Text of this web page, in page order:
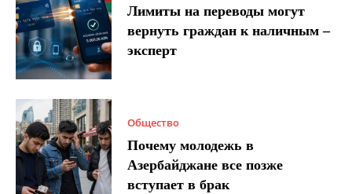
Лимиты на переводы могут
вернуть граждан к наличным –
эксперт
Общество
Почему молодежь в
Азербайджане все позже
вступает в брак